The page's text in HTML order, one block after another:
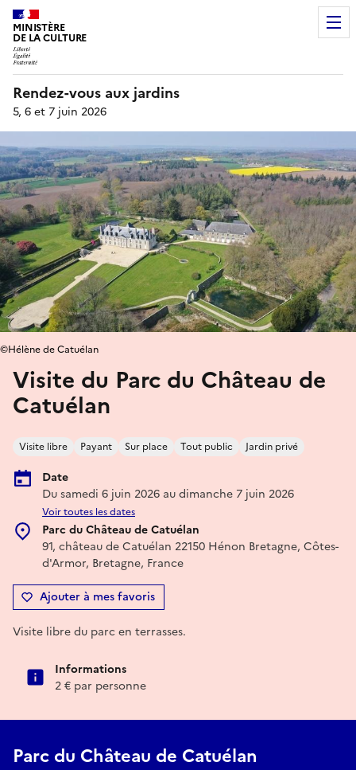
MINISTÈRE
DE LA CULTURE
Rendez-vous aux jardins
5, 6 et 7 juin 2026
Visite du Parc du Château de
Catuélan
Visite libre Payant Sur place Tout public Jardin privé
Date
Du samedi 6 juin 2026 au dimanche 7 juin 2026
Voir toutes les dates
Parc du Château de Catuélan
91, château de Catuélan 22150 Hénon Bretagne, Côtes-
d'Armor, Bretagne, France
Ajouter à mes favoris
©Hélène de Catuélan
Visite libre du parc en terrasses.
Informations
2 € par personne
Parc du Château de Catuélan